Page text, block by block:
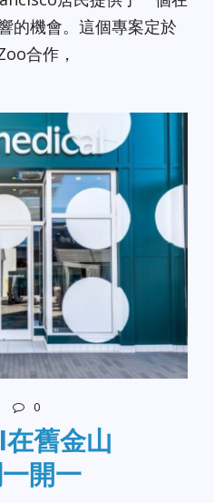
的機會。這個專案定於
合作，
0
舊金山
開一